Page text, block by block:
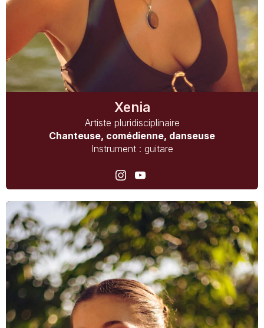
Xenia
Artiste pluridisciplinaire
Chanteuse, comédienne, danseuse
Instrument : guitare